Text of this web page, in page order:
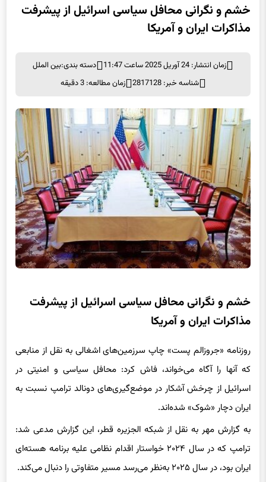
خشم و نگرانی محافل سیاسی اسرائیل از پیشرفت
مذاکرات ایران و آمریکا
زمان انتشار: 24 آوریل 2025 ساعت 11:47 دسته بندی:بین الملل
شناسه خبر: 2817128
زمان مطالعه: 3 دقیقه
خشم و نگرانی محافل سیاسی اسرائیل از پیشرفت
مذاکرات ایران و آمریکا
روزنامه «جروزالم پست» چاپ سرزمین‌های اشغالی به نقل از منابعی
که آنها را آگاه می‌خواند، فاش کرد: محافل سیاسی و امنیتی در
اسرائیل از چرخش آشکار در موضع‌گیری‌های دونالد ترامپ نسبت به
ایران دچار «شوک» شده‌اند.
به گزارش مهر به نقل از شبکه الجزیره قطر، این گزارش مدعی شد:
ترامپ که در سال ۲۰۲۴ خواستار اقدام نظامی علیه برنامه هسته‌ای
ایران بود، در سال ۲۰۲۵ به‌نظر می‌رسد مسیر متفاوتی را دنبال می‌کند.